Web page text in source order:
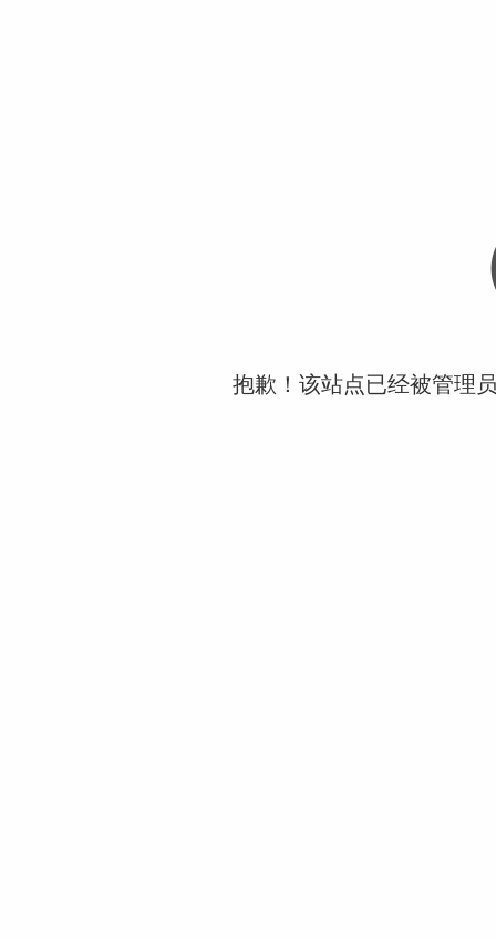
抱歉！该站点已经被管理